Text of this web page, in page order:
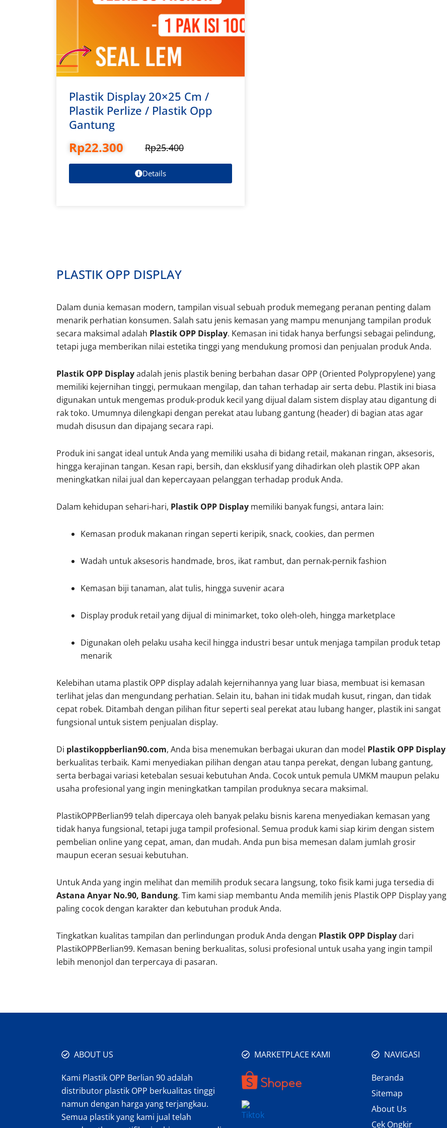
Plastik Display 20×25 Cm /
Plastik Perlize / Plastik Opp
Gantung
Rp22.300 Rp25.400
Details
PLASTIK OPP DISPLAY
Dalam dunia kemasan modern, tampilan visual sebuah produk memegang peranan penting dalam
menarik perhatian konsumen. Salah satu jenis kemasan yang mampu menunjang tampilan produk
secara maksimal adalah Plastik OPP Display. Kemasan ini tidak hanya berfungsi sebagai pelindung,
tetapi juga memberikan nilai estetika tinggi yang mendukung promosi dan penjualan produk Anda.
Plastik OPP Displayadalah jenis plastik bening berbahan dasar OPP (Oriented Polypropylene) yang
memiliki kejernihan tinggi, permukaan mengilap, dan tahan terhadap air serta debu. Plastik ini biasa
digunakan untuk mengemas produk-produk kecil yang dijual dalam sistem display atau digantung di
rak toko. Umumnya dilengkapi dengan perekat atau lubang gantung (header) di bagian atas agar
mudah disusun dan dipajang secara rapi.
Produk ini sangat ideal untuk Anda yang memiliki usaha di bidang retail, makanan ringan, aksesoris,
hingga kerajinan tangan. Kesan rapi, bersih, dan eksklusif yang dihadirkan oleh plastik OPP akan
meningkatkan nilai jual dan kepercayaan pelanggan terhadap produk Anda.
Dalam kehidupan sehari-hari, Plastik OPP Display memiliki banyak fungsi, antara lain:
Kemasan produk makanan ringan seperti keripik, snack, cookies, dan permen
Wadah untuk aksesoris handmade, bros, ikat rambut, dan pernak-pernik fashion
Kemasan biji tanaman, alat tulis, hingga suvenir acara
Display produk retail yang dijual di minimarket, toko oleh-oleh, hingga marketplace
Digunakan oleh pelaku usaha kecil hingga industri besar untuk menjaga tampilan produk tetap
menarik
Kelebihan utama plastik OPP display adalah kejernihannya yang luar biasa, membuat isi kemasan
terlihat jelas dan mengundang perhatian. Selain itu, bahan ini tidak mudah kusut, ringan, dan tidak
cepat robek. Ditambah dengan pilihan fitur seperti seal perekat atau lubang hanger, plastik ini sangat
fungsional untuk sistem penjualan display.
Di plastikoppberlian90.com, Anda bisa menemukan berbagai ukuran dan model Plastik OPP Display
berkualitas terbaik. Kami menyediakan pilihan dengan atau tanpa perekat, dengan lubang gantung,
serta berbagai variasi ketebalan sesuai kebutuhan Anda. Cocok untuk pemula UMKM maupun pelaku
usaha profesional yang ingin meningkatkan tampilan produknya secara maksimal.
PlastikOPPBerlian99 telah dipercaya oleh banyak pelaku bisnis karena menyediakan kemasan yang
tidak hanya fungsional, tetapi juga tampil profesional. Semua produk kami siap kirim dengan sistem
pembelian online yang cepat, aman, dan mudah. Anda pun bisa memesan dalam jumlah grosir
maupun eceran sesuai kebutuhan.
Untuk Anda yang ingin melihat dan memilih produk secara langsung, toko fisik kami juga tersedia di
Astana Anyar No.90, Bandung. Tim kami siap membantu Anda memilih jenis Plastik OPP Display yang
paling cocok dengan karakter dan kebutuhan produk Anda.
Tingkatkan kualitas tampilan dan perlindungan produk Anda dengan Plastik OPP Display dari
PlastikOPPBerlian99. Kemasan bening berkualitas, solusi profesional untuk usaha yang ingin tampil
lebih menonjol dan terpercaya di pasaran.
ABOUT US
Kami Plastik OPP Berlian 90 adalah
distributor plastik OPP berkualitas tinggi
namun dengan harga yang terjangkau.
Semua plastik yang kami jual telah
MARKETPLACE KAMI NAVIGASI
Beranda
Sitemap
About Us
Cek Ongkir